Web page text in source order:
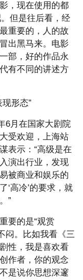
，现在使用的都
但是往后看，经
重要的，人的故
出黑马来。电影
部，好的作品永
有不同的讲述方
形态”
6月在国家大剧院
受欢迎，上海站
表示：“高级是在
演出行业，发现
被商业和娱乐的
‘高冷’的要求，就
”
要的是“观赏
闷。比如我看《三
性，我是喜欢看
作者，你的观念
是说你思想深邃